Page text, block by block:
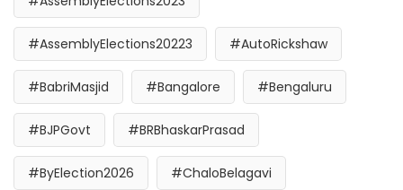
#AssemblyElections20223 #AutoRickshaw
#BabriMasjid #Bangalore #Bengaluru
#BJPGovt #BRBhaskarPrasad
#ByElection2026 #ChaloBelagavi